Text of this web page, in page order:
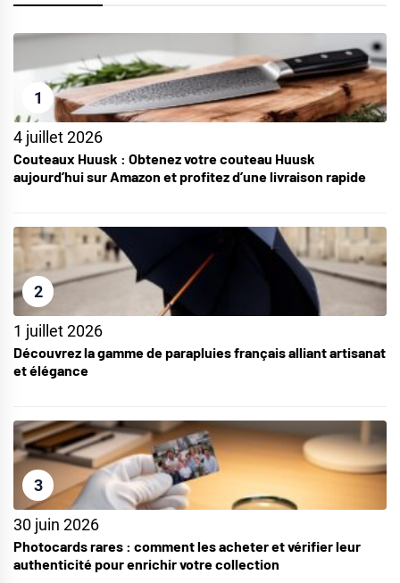
1
4 juillet 2026
Couteaux Huusk : Obtenez votre couteau Huusk
aujourd’hui sur Amazon et profitez d’une livraison rapide
2
1 juillet 2026
Découvrez la gamme de parapluies français alliant artisanat
et élégance
3
30 juin 2026
Photocards rares : comment les acheter et vérifier leur
authenticité pour enrichir votre collection